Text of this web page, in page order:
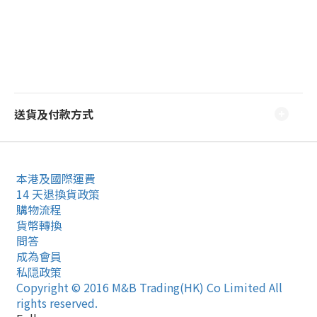
送貨及付款方式
本港及國際運費
14 天退換貨政策
購物流程
貨幣轉換
問答
成為會員
私隠政策
Copyright © 2016 M&B Trading(HK) Co Limited All
rights reserved.